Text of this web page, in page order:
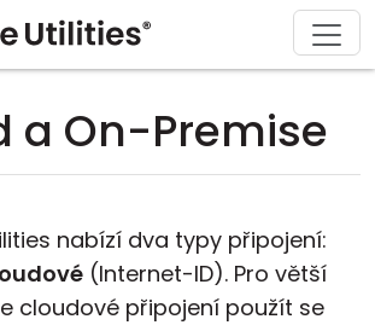
a On-Premise
nabízí dva typy připojení:
(Internet-ID). Pro větší
cloudové připojení použít se
Produkt
Řešení
Stáhnout
Koupit
Podpora
O nás